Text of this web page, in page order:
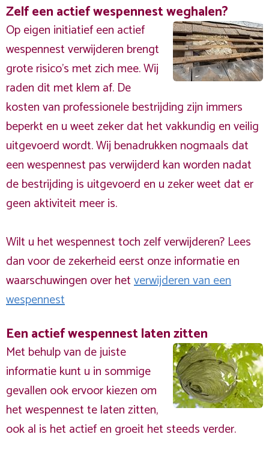
Zelf een actief wespennest weghalen?
Op eigen initiatief een actief
wespennest verwijderen brengt
grote risico’s met zich mee. Wij
raden dit met klem af. De
kosten van professionele bestrijding zijn immers
beperkt en u weet zeker dat het vakkundig en veilig
uitgevoerd wordt. Wij benadrukken nogmaals dat
een wespennest pas verwijderd kan worden nadat
de bestrijding is uitgevoerd en u zeker weet dat er
geen aktiviteit meer is.
Wilt u het wespennest toch zelf verwijderen? Lees
dan voor de zekerheid eerst onze informatie en
waarschuwingen over hetverwijderen van een
wespennest
Een actief wespennest laten zitten
Met behulp van de juiste
informatie kunt u in sommige
gevallen ook ervoor kiezen om
het wespennest te laten zitten,
ook al is het actief en groeit het steeds verder.